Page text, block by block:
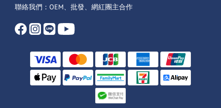
聯絡我們：OEM、批發、網紅團主合作